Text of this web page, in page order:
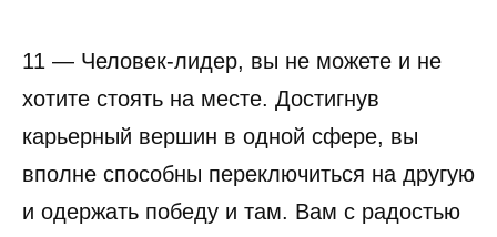
11 — Человек-лидер, вы не можете и не
хотите стоять на месте. Достигнув
карьерный вершин в одной сфере, вы
вполне способны переключиться на другую
и одержать победу и там. Вам с радостью